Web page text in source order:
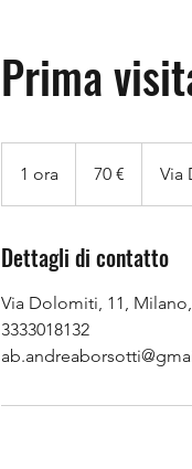
Prima
1 ora
o
70 € Via
Dettagli di contatto
Via Dolomiti, 11,
3333018132